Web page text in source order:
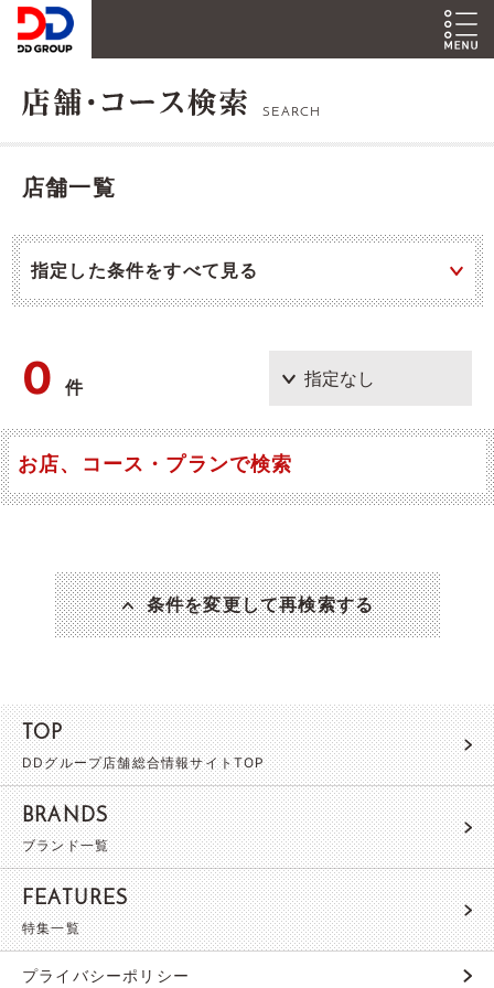
SEARCH
店舗一覧
指定した条件をすべて見る
0件
お店、コース・プランで検索
条件を変更して再検索する
TOP
DDグループ店舗総合情報サイトTOP
BRANDS
ブランド一覧
FEATURES
特集一覧
プライバシーポリシー